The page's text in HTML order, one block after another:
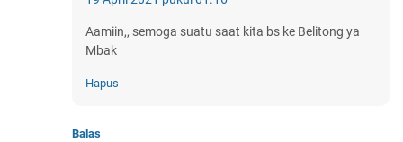
Aamiin,, semoga suatu saat kita bs ke Belitong ya
Mbak
Hapus
Balas